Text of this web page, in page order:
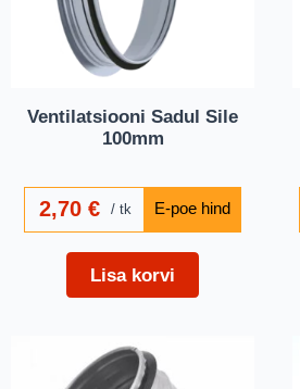
Ventilatsiooni Sadul Sile
100mm
2,70€ tk
Lisa korvi